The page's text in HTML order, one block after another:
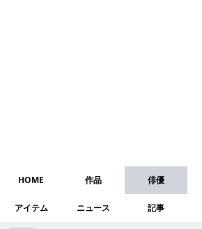
HOME 作品 俳優
アイテム ニュース 記事